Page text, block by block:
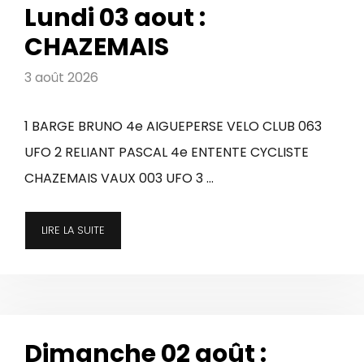
Lundi 03 aout :
CHAZEMAIS
3 août 2026
1 BARGE BRUNO 4e AIGUEPERSE VELO CLUB 063
UFO 2 RELIANT PASCAL 4e ENTENTE CYCLISTE
CHAZEMAIS VAUX 003 UFO 3 …
LIRE LA SUITE
Dimanche 02 août :